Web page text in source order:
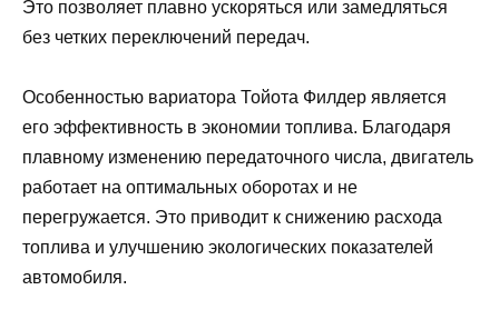
Это позволяет плавно ускоряться или замедляться
без четких переключений передач.
Особенностью вариатора Тойота Филдер является
его эффективность в экономии топлива. Благодаря
плавному изменению передаточного числа, двигатель
работает на оптимальных оборотах и не
перегружается. Это приводит к снижению расхода
топлива и улучшению экологических показателей
автомобиля.